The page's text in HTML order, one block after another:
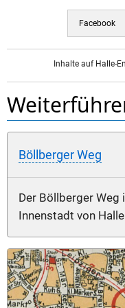
Facebook
Inhalte auf Halle-
Böllberger Weg
Der Böllberger Weg
Innenstadt von